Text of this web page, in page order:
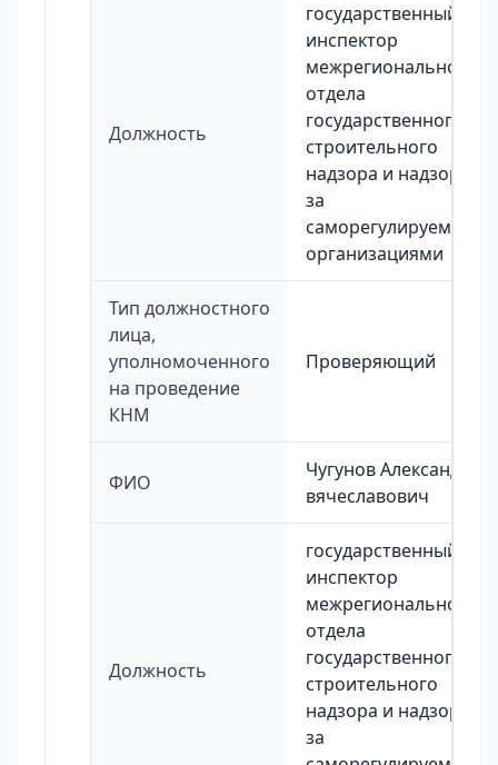
Должность
государственный
инспектор
межрегионального
отдела
государственного
строительного
надзора и надзора
за
саморегулируемыми
организациями
Тип должностного
лица,
уполномоченного
на проведение
КНМ
Проверяющий
ФИО
Чугунов Александр
вячеславович
Должность
государственный
инспектор
межрегионального
отдела
государственного
строительного
надзора и надзора
за